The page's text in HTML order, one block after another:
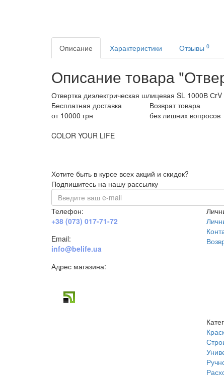
Описание Характеристики Отзывы 0
Описание товара
Отвертка диэлектрическая шлицевая SL 1000В
Бесплатная доставка
от 10000 грн
Возврат товара
без лишних вопросов
COLOR YOUR LIFE
Хотите быть в курсе всех акций и скидок?
Подпишитесь на нашу рассылку
Телефон:
+38 (073) 017-71-72
Email:
info@belife.ua
Адрес магазина: